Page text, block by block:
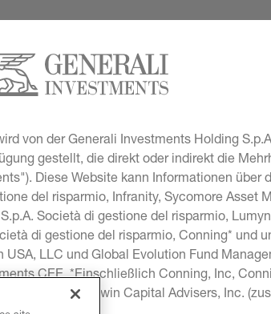
von der Generali Investments Holding
gestellt, die direkt oder indirekt die
Diese Website kann Informationen über
del risparmio, Infranity, Sycomore Asset
Società di gestione del risparmio,
di gestione del risparmio, Conning* und
LLC und Global Evolution Fund
CEE. *Einschließlich Conning, Inc,
Inc, Goodwin Capital Advisers, Inc.